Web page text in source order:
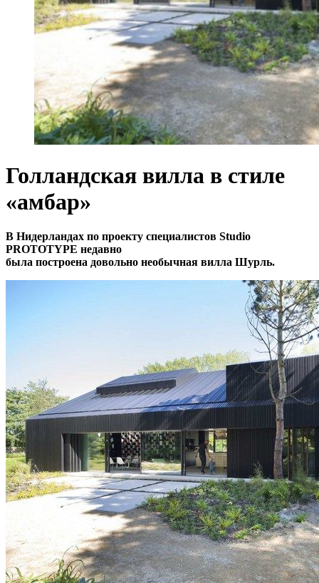
Голландская вилла в стиле
«амбар»
В Нидерландах по проекту специалистов Studio
PROTOTYPE недавно
была построена довольно необычная вилла Шурль.